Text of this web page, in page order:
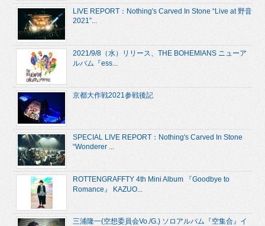
LIVE REPORT：Nothing's Carved In Stone “Live at 野音
2021”...
2021/9/8（水）リリース、THE BOHEMIANS ニューア
ルバム『ess...
京都大作戦2021参戦後記
SPECIAL LIVE REPORT：Nothing's Carved In Stone
“Wonderer ...
ROTTENGRAFFTY 4th Mini Album 『Goodbye to
Romance』 KAZUO...
三浦隆一(空想委員会Vo./G.) ソロアルバム『空集合』イ